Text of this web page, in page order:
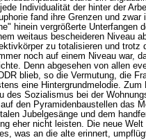
Individualität der hinter der
fand ihre Grenzen und zwar
hinein vergrößerte Unterfangen
weitaus bescheideren Niveau
zu totalisieren und trotz
noch auf einem Niveau war,
Denn abgesehen von allen
blieb, so die Vermutung, die
eine Hintergrundmelodie.
des Sozialismus bei der
den Pyramidenbaustellen das
Jubelgesänge und dem
eher nicht leisten. Die neue
was an die alte erinnert,